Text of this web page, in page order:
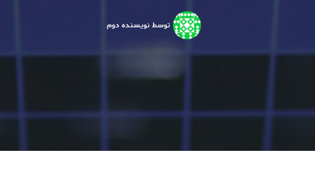
توسط نویسنده دوم